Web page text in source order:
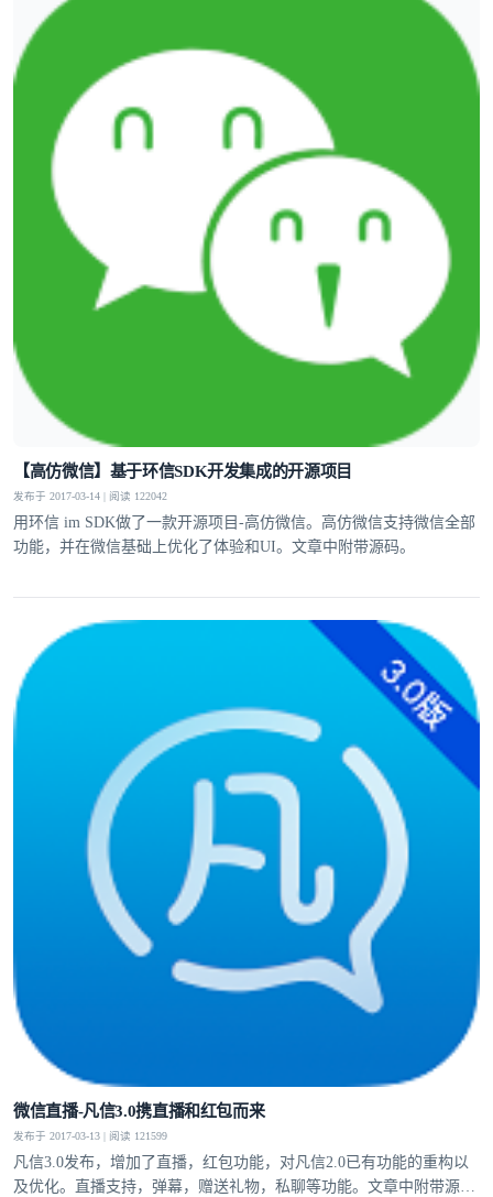
【高仿微信】基于环信SDK开发集成的开源项目
发布于 2017-03-14 | 阅读 122042
用环信 im SDK做了一款开源项目-高仿微信。高仿微信支持微信全部
功能，并在微信基础上优化了体验和UI。文章中附带源码。
微信直播-凡信3.0携直播和红包而来
发布于 2017-03-13 | 阅读 121599
凡信3.0发布，增加了直播，红包功能，对凡信2.0已有功能的重构以
及优化。直播支持，弹幕，赠送礼物，私聊等功能。文章中附带源